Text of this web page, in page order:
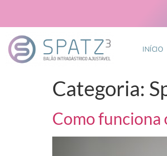
INÍCIO
Categoria:
Como funciona